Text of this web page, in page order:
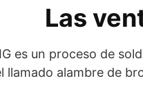
Las
es un proceso de
llamado alambre de